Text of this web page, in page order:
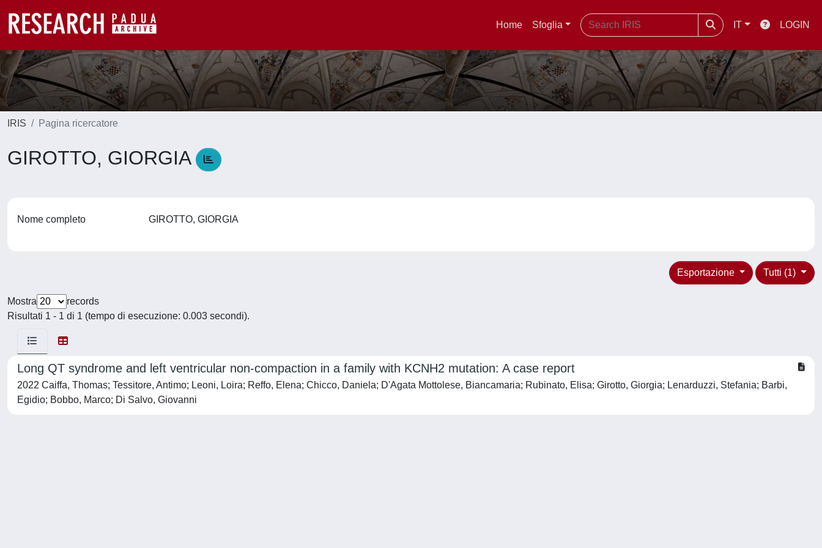
Home Sfoglia IT LOGIN
IRIS Pagina ricercatore
GIROTTO, GIORGIA
Nome completo GIROTTO, GIORGIA
Tutti (1)
Esportazione
Mostra
records
Risultati 1 - 1 di 1 (tempo di esecuzione: 0.003 secondi).
Long QT syndrome and left ventricular non-compaction in a family with KCNH2 mutation: A case report
2022 Caiffa, Thomas; Tessitore, Antimo; Leoni, Loira; Reffo, Elena; Chicco, Daniela; D'Agata Mottolese, Biancamaria; Rubinato, Elisa; Girotto, Giorgia; Lenarduzzi, Stefania; Barbi,
Egidio; Bobbo, Marco; Di Salvo, Giovanni